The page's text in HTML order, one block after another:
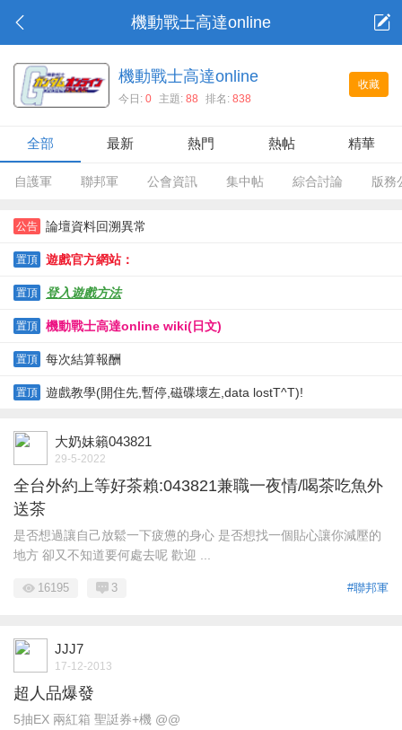
機動戰士高達online
收藏
機動戰士高達online
今日:0 主題:88 排名:838
全部 最新 熱門 熱帖 精華
自護軍 聯邦軍 公會資訊 集中帖 綜合討論 版務
公告 論壇資料回溯異常
置頂 遊戲官方網站：
置頂 登入遊戲方法
置頂 機動戰士高達online wiki(日文)
置頂 每次結算報酬
置頂 遊戲教學(開住先,暫停,磁碟壞左,data lostT^T)!
大奶妹籟043821
29-5-2022
全台外約上等好茶賴:043821兼職一夜情/喝茶吃魚外
送茶
是否想過讓自己放鬆一下疲憊的身心 是否想找一個貼心讓你減壓的
地方 卻又不知道要何處去呢 歡迎 ...
#聯邦軍
16195 3
JJJ7
17-12-2013
超人品爆發
5抽EX 兩紅箱 聖誔券+機 @@